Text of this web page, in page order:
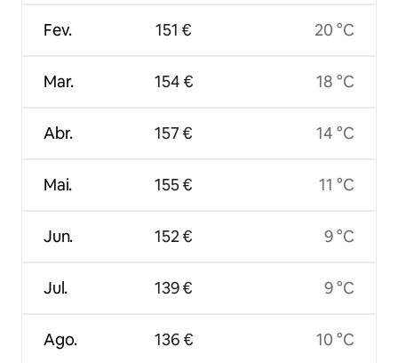
Fev.
Mar.
Abr.
Mai.
Jun.
Jul.
Ago.
151 €
154 €
157 €
155 €
152 €
139 €
136 €
20 °C
18 °C
14 °C
11 °C
9 °C
9 °C
10 °C